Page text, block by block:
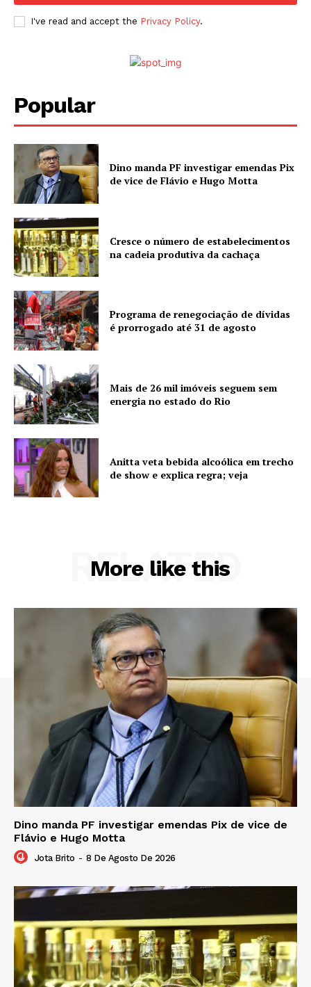
I've read and accept the Privacy Policy.
Popular
Dino manda PF investigar emendas Pix
de vice de Flávio e Hugo Motta
Cresce o número de estabelecimentos
na cadeia produtiva da cachaça
Programa de renegociação de dívidas
é prorrogado até 31 de agosto
Mais de 26 mil imóveis seguem sem
energia no estado do Rio
Anitta veta bebida alcoólica em trecho
de show e explica regra; veja
More like this
RELATED
Dino manda PF investigar emendas Pix de vice de
Flávio e Hugo Motta
Jota Brito - 8 De Agosto De 2026